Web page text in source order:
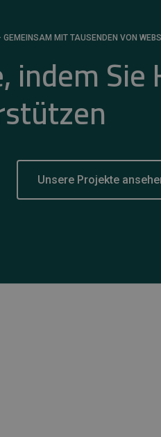
MIT TAUSENDEN VON
indem
Unsere Projekte